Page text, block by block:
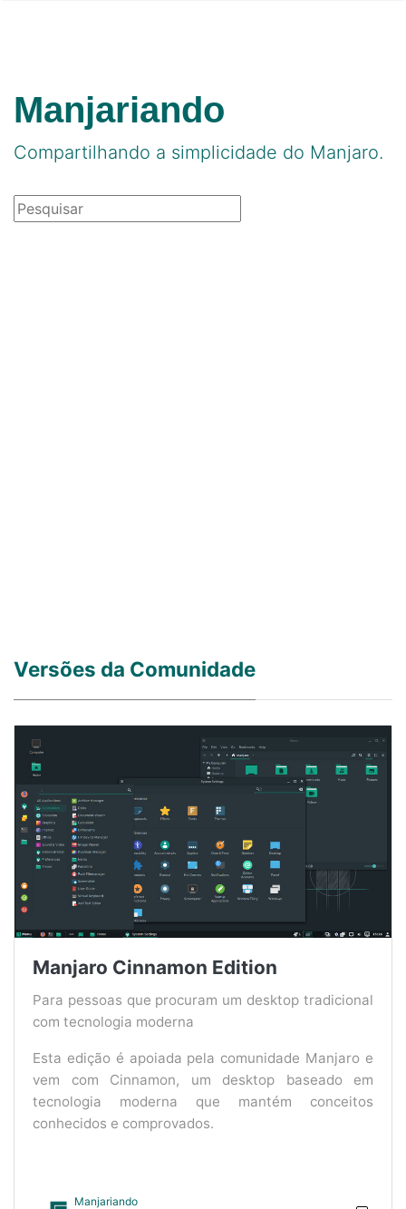
Manjariando
Compartilhando a simplicidade do Manjaro.
Versões da Comunidade
Manjaro Cinnamon Edition
Para pessoas que procuram um desktop tradicional
com tecnologia moderna
Esta edição é apoiada pela comunidade Manjaro e
vem com Cinnamon, um desktop baseado em
tecnologia moderna que mantém conceitos
conhecidos e comprovados.
Manjariando